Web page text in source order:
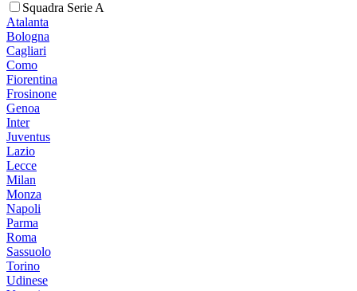
Squadra Serie A
Atalanta
Bologna
Cagliari
Como
Fiorentina
Frosinone
Genoa
Inter
Juventus
Lazio
Lecce
Milan
Monza
Napoli
Parma
Roma
Sassuolo
Torino
Udinese